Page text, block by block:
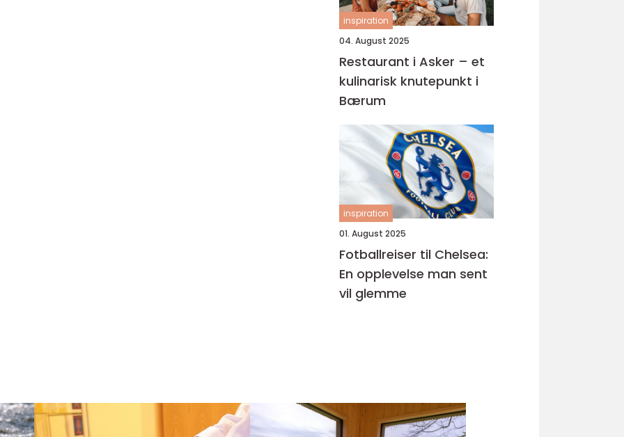
inspiration
04. August 2025
Restaurant i Asker – et
kulinarisk knutepunkt i
Bærum
inspiration
01. August 2025
Fotballreiser til Chelsea:
En opplevelse man sent
vil glemme